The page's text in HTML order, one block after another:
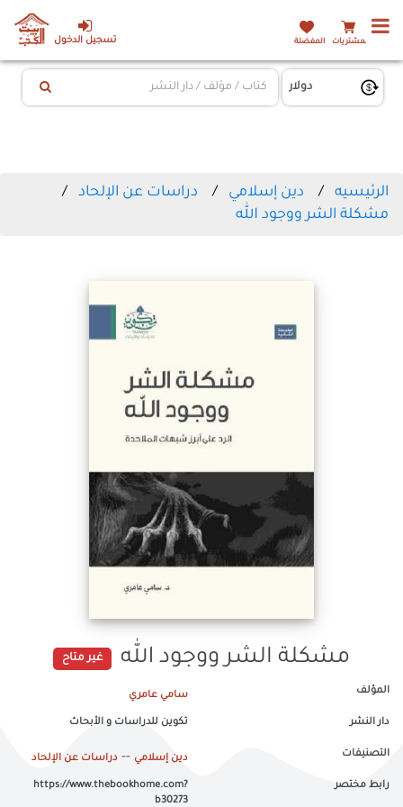
تسجيل الدخول المشتريات المفضلة
الرئيسيه دين إسلامي
دراسات عن الإلحاد
مشكلة الشر ووجود الله
مشكلة الشر ووجود الله غير متاح
المؤلف سامي عامري
دار النشر تكوين للدراسات و الأبحاث
التصنيفات دين إسلامي -- دراسات عن الإلحاد
رابط مختصر
https://www.thebookhome.com?
b30273